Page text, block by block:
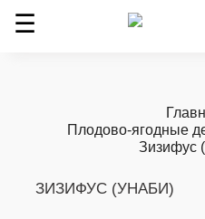
Плодово-ягодные
Зизифус
ЗИЗИФУС (УНАБИ)